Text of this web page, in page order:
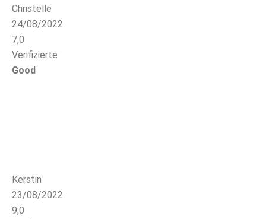
Christelle
24/08/2022
7,0
Verifizierte
Good
Kerstin
23/08/2022
9,0